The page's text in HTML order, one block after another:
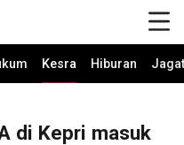
Kesra Hiburan Jagat
di Kepri masuk